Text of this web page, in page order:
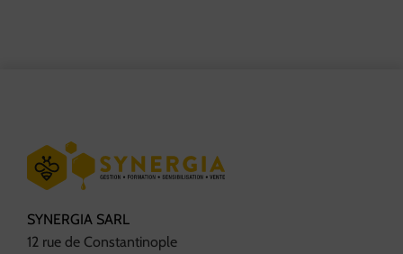
SYNERGIA SARL
12 rue de Constantinople